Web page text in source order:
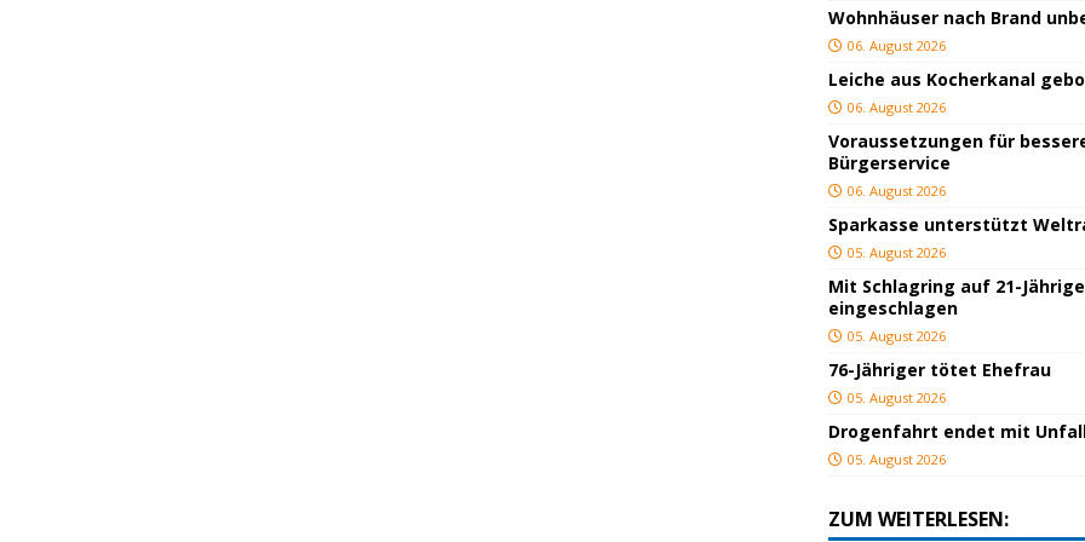
Wohnhäuser nach Brand
06. August 2026
Leiche aus Kocherkanal
06. August 2026
Voraussetzungen für
Bürgerservice
06. August 2026
Sparkasse unterstützt
05. August 2026
Mit Schlagring auf 21-
eingeschlagen
05. August 2026
76-Jähriger tötet Ehefrau
05. August 2026
Drogenfahrt endet mit
05. August 2026
ZUM WEITERLESEN: